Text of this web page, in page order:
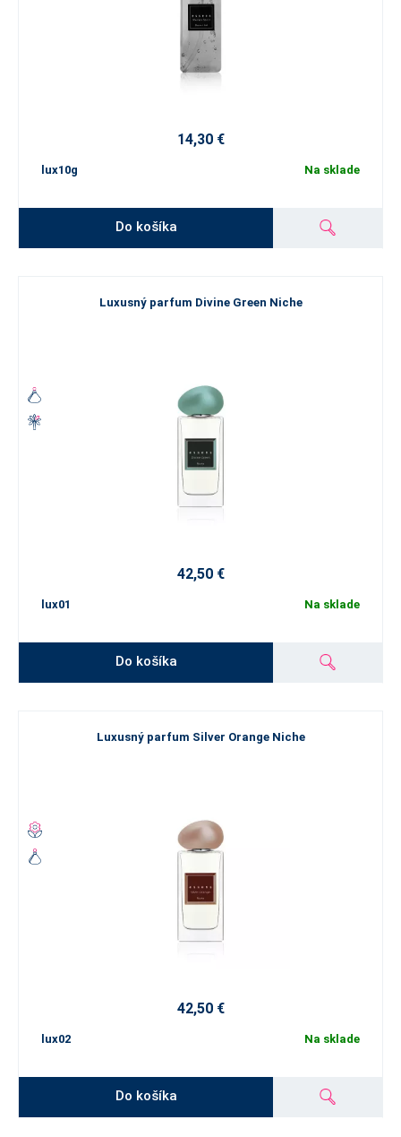
14,30 €
lux10g Na sklade
Do košíka
Luxusný parfum Divine Green Niche
42,50 €
lux01 Na sklade
Do košíka
Luxusný parfum Silver Orange Niche
42,50 €
lux02 Na sklade
Do košíka